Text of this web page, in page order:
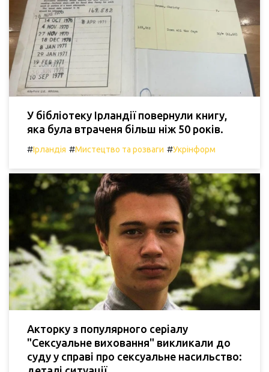
У бібліотеку Ірландії повернули книгу,
яка була втраченя більш ніж 50 років.
#Ірландія #Мистецтво та розваги #Укрінформ
Акторку з популярного серіалу
"Сексуальне виховання" викликали до
суду у справі про сексуальне насильство: